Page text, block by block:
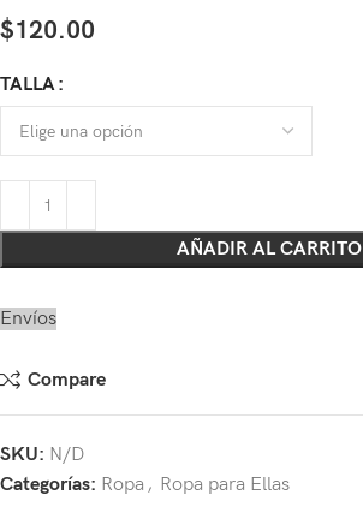
$120.00
TALLA
AÑADIR AL CARRITO
Envíos
Compare
SKU: N/D
Categorías: Ropa , Ropa para Ellas